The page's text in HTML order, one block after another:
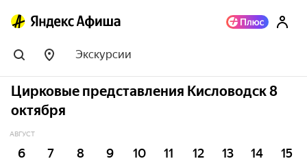
Экскурсии
Цирковые представления Кисловодск 8
октября
АВГУСТ
6 7 8 9 10 11 12 13 14 15